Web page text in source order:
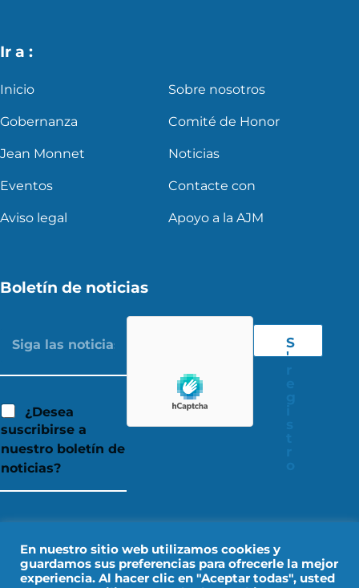
Ir a :
Inicio Sobre nosotros
Gobernanza Comité de Honor
Jean Monnet Noticias
Eventos Contacte con
Aviso legal Apoyo a la AJM
Boletín de noticias
¿Desea
suscribirse a
nuestro boletín de
noticias?
S
'
En nuestro sitio web utilizamos cookies y
guardamos sus preferencias para ofrecerle la mejor
experiencia. Al hacer clic en "Aceptar todas", usted